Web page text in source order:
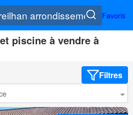
Favoris
piscine à vendre à
Filtres